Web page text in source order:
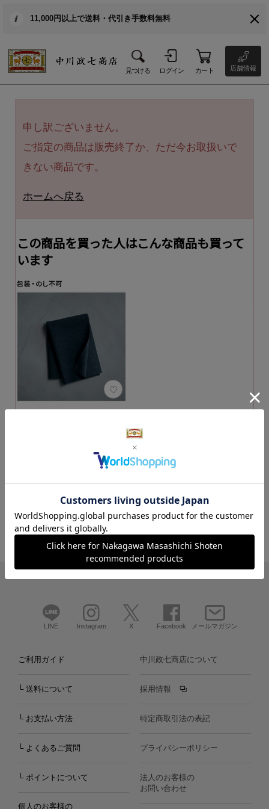
11,000円以上で送料・代引き手数料無料
見つける ログイン カート 店舗情報
申し訳ございません。
ご指定の商品は販売終了か、ただ今お取扱いで
きない商品です。
ホームへ戻る
この商品を買った人はこんな商品も買って
います
LINE Instagram X Facebook メールマガジン
ご利用ガイド
└ 送料について
└ お支払い方法
└ よくあるご質問
└ ポイントについて
個人のお客様の
中川政七商店について
採用情報
特定商取引法の表記
プライバシーポリシー
法人のお客様の
お問い合わせ